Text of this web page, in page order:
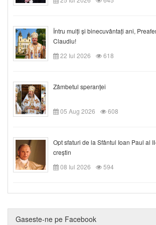
Întru mulți și binecuvântați ani,
Claudiu!
22 Iul 2026
618
Zâmbetul speranței
05 Aug 2026 608
Opt sfaturi de la Sfântul Ioan Paul al
creștin
08 Iul 2026
594
Gaseste-ne pe Facebook